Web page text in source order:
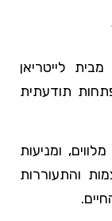
לייטריאן
תודעתית
ומניעות
והתעוררות